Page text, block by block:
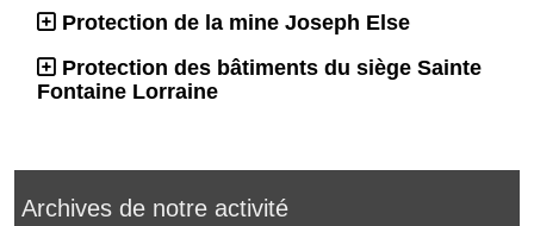
Protection de la mine Joseph Else
Protection des bâtiments du siège Sainte
Fontaine Lorraine
Archives de notre activité